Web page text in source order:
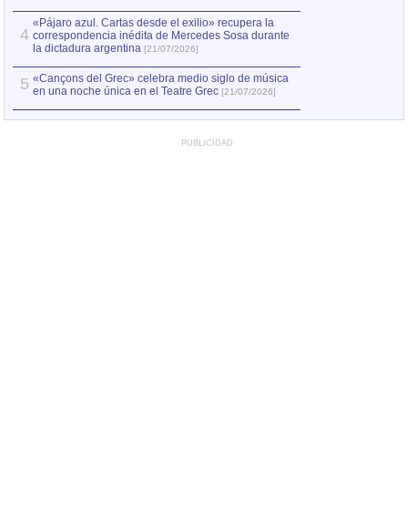
4
«Pájaro azul. Cartas desde el exilio» recupera la
correspondencia inédita de Mercedes Sosa durante
la dictadura argentina [21/07/2026]
5 «Cançons del Grec» celebra medio siglo de música
en una noche única en el Teatre Grec [21/07/2026]
PUBLICIDAD